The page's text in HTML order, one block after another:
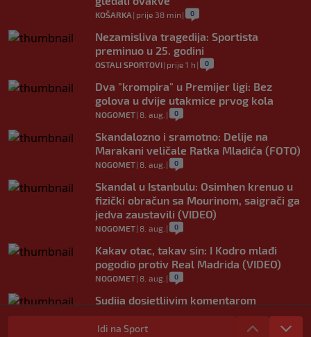
KOŠARKA | prije 38 min | 0
Nezamisliva tragedija: Sportista
preminuo u 25. godini
OSTALI SPORTOVI| prije 1 h | 0
Dva "krompira" u Premijer ligi: Bez
golova u dvije utakmice prvog kola
NOGOMET| 8. aug. | 0
Skandalozno i sramotno: Delije na
Marakani veličale Ratka Mladića (FOTO)
NOGOMET| 8. aug. | 0
Skandal u Istanbulu: Osimhen krenuo u
fizički obračun sa Mourinom, saigrači ga
jedva zaustavili (VIDEO)
NOGOMET| 8. aug. | 0
Kakav otac, takav sin: I Kodro mlađi
pogodio protiv Real Madrida (VIDEO)
NOGOMET| 8. aug. | 0
Sudija dosjetljivim komentarom
nasmijao publiku nakon žalbe tenisera
(VIDEO)
Idi na Sport